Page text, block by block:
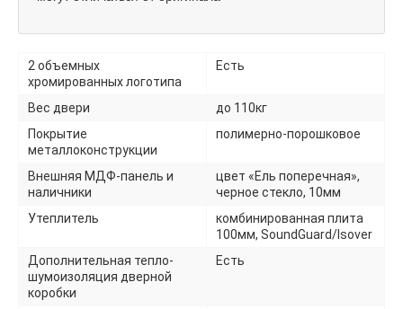
2 объемных
хромированных логотипа
Есть
Вес двери
до 110кг
Покрытие
металлоконструкции
полимерно-порошковое
Внешняя МДФ-панель и
наличники
цвет «Ель поперечная»,
черное стекло, 10мм
Утеплитель
комбинированная плита
100мм, SoundGuard/Isover
Дополнительная тепло-
шумоизоляция дверной
коробки
Есть